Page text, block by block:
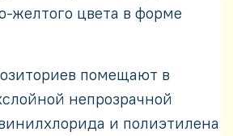
желтого цвета в форме
помещают в
непрозрачной
и полиэтилена